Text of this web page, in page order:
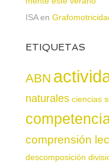
ISAen
ETIQUETAS
ABN
naturales ciencias
comprensión
descomposición